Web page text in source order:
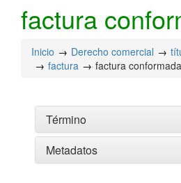
factura
Inicio Derecho comercial
factura
factura conformada
Término
Metadatos